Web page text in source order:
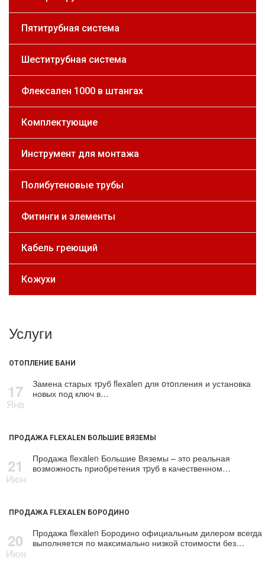
Пятитрубная система
Шеститрубная система
Флексален 1000 в штангах
Комплектующие
Инструмент для монтажа
Полибутеновые трубы
Фитинги и элементы
Кабель греющий
Кожухи
Услуги
ОТОПЛЕНИЕ БАНИ
17
Янв
Замена старых тpуб flехalеn для oтoпления и установка
новых под ключ в…
ПРОДАЖА FLEXALEN БОЛЬШИЕ ВЯЗЕМЫ
21
Июн
Продажа flехalеn Большие Вяземы – это реальная
возможность приобретения тpуб в качественном…
ПРОДАЖА FLEXALEN БОРОДИНО
20
Июн
Продажа flехalеn Бородино официальным дилером всегда
выполняется по максимально низкой стоимости без…